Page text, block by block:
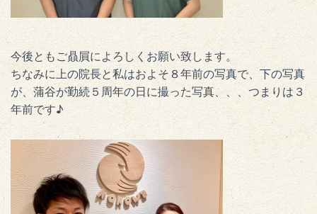
今後ともご贔屓によろしくお願い致します。
ちなみに上の院長と私はおよそ８年前の写真で、下の写真
が、蒲谷が勤続５周年の日に撮った写真、、、つまりは３
年前です♪